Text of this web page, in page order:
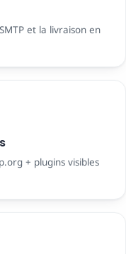
et la livraison en
+ plugins visibles